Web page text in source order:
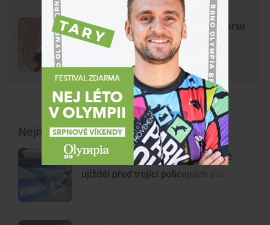
Mladí vandalové poničili model Marsu
na Kraví hoře. Hvězdárna zařídila
Nejnovější články
Policejní honička jako z filmu. Řidič
ujížděl před trojicí policejních aut